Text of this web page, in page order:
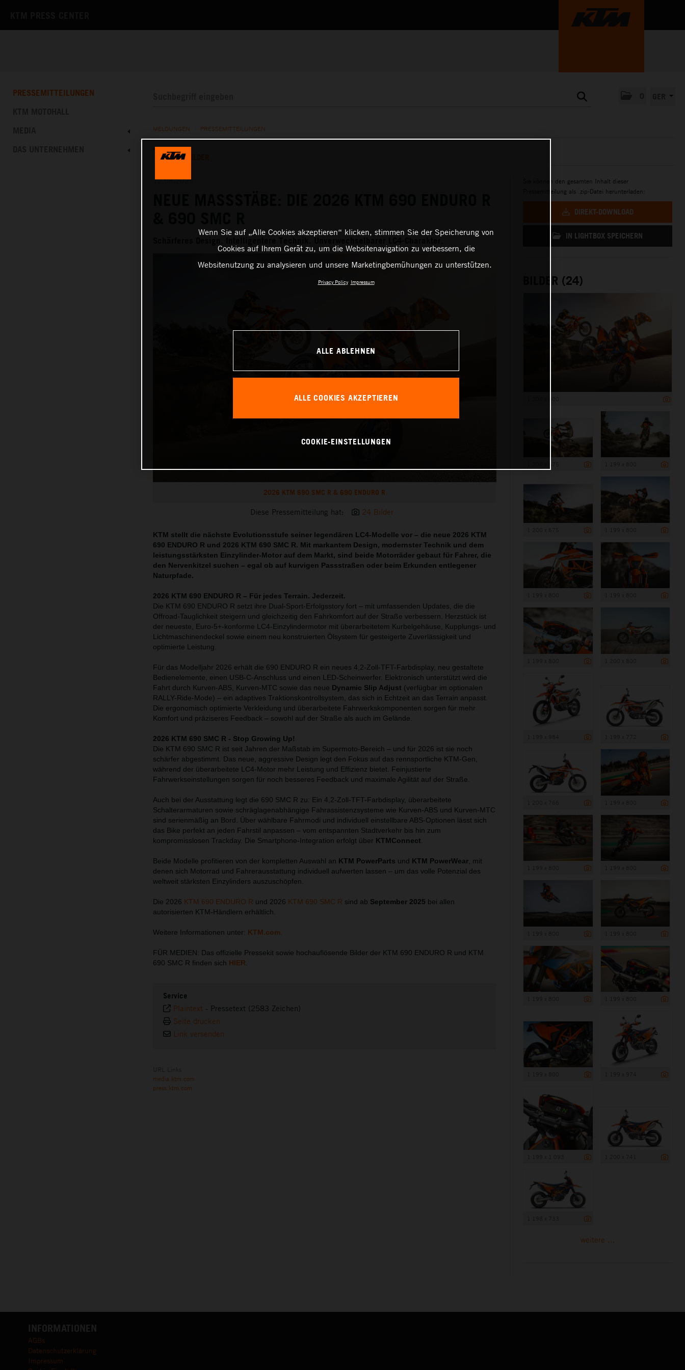
PRESSEMITTEILUNGEN
MELDUNGEN PRESSEMITTEILUNGEN
TEXT
12.08.2025
2026 KTM 690 SMC R & 690 ENDURO R
Diese Pressemitteilung hat: 24 Bilder
KTM stellt die nächste Evolutionsstufe seiner legendären LC4-Modelle vor – die neue 2026 KTM
690 ENDURO R und 2026 KTM 690 SMC R. Mit markantem Design, modernster Technik und dem
leistungsstärksten Einzylinder-Motor auf dem Markt, sind beide Motorräder gebaut für Fahrer, die
den Nervenkitzel suchen – egal ob auf kurvigen Passstraßen oder beim Erkunden entlegener
Naturpfade.
2026 KTM 690 ENDURO R – Für jedes Terrain. Jederzeit.
Die KTM 690 ENDURO R setzt ihre Dual-Sport-Erfolgsstory fort – mit umfassenden Updates, die die
Offroad-Tauglichkeit steigern und gleichzeitig den Fahrkomfort auf der Straße verbessern. Herzstück ist
der neueste, Euro-5+-konforme LC4-Einzylindermotor mit überarbeitetem Kurbelgehäuse, Kupplungs- und
Lichtmaschinendeckel sowie einem neu konstruierten Ölsystem für gesteigerte Zuverlässigkeit und
optimierte Leistung.
Für das Modelljahr 2026 erhält die 690 ENDURO R ein neues 4,2-Zoll-TFT-Farbdisplay, neu gestaltete
Bedienelemente, einen USB-C-Anschluss und einen LED-Scheinwerfer. Elektronisch unterstützt wird die
Fahrt durch Kurven-ABS, Kurven-MTC sowie das neue Dynamic Slip Adjust (verfügbar im optionalen
RALLY-Ride-Mode) – ein adaptives Traktionskontrollsystem, das sich in Echtzeit an das Terrain anpasst.
Die ergonomisch optimierte Verkleidung und überarbeitete Fahrwerkskomponenten sorgen für mehr
Komfort und präziseres Feedback – sowohl auf der Straße als auch im Gelände.
2026 KTM 690 SMC R - Stop Growing Up!
Die KTM 690 SMC R ist seit Jahren der Maßstab im Supermoto-Bereich – und für 2026 ist sie noch
schärfer abgestimmt. Das neue, aggressive Design legt den Fokus auf das rennsportliche KTM-Gen,
während der überarbeitete LC4-Motor mehr Leistung und Effizienz bietet. Feinjustierte
Fahrwerkseinstellungen sorgen für noch besseres Feedback und maximale Agilität auf der Straße.
Auch bei der Ausstattung legt die 690 SMC R zu: Ein 4,2-Zoll-TFT-Farbdisplay, überarbeitete
Schalterarmaturen sowie schräglagenabhängige Fahrassistenzsysteme wie Kurven-ABS und Kurven-MTC
sind serienmäßig an Bord. Über wählbare Fahrmodi und individuell einstellbare ABS-Optionen lässt sich
das Bike perfekt an jeden Fahrstil anpassen – vom entspannten Stadtverkehr bis hin zum
kompromisslosen Trackday. Die Smartphone-Integration erfolgt über KTMConnect.
Beide Modelle profitieren von der kompletten Auswahl an KTM PowerParts und KTM PowerWear, mit
denen sich Motorrad und Fahrerausstattung individuell aufwerten lassen – um das volle Potenzial des
weltweit stärksten Einzylinders auszuschöpfen.
Die 2026 KTM 690 ENDURO R und 2026 KTM 690 SMC R sind ab September 2025 bei allen
autorisierten KTM-Händlern erhältlich.
Weitere Informationen unter: KTM.com.
FÜR MEDIEN: Das offizielle Pressekit sowie hochauflösende Bilder der KTM 690 ENDURO R und KTM
690 SMC R finden sich HIER.
Service
Plaintext - Pressetext (2583 Zeichen)
Seite drucken
Link versenden
media.ktm.com
press.ktm.com
Sie können den gesamten Inhalt dieser
Pressemitteilung als .zip-Datei herunterladen:
DIREKT-DOWNLOAD
IN LIGHTBOX SPEICHERN
BILDER (24)
weitere ...
INFORMATIONEN
AGBs
Datenschutzerklärung
Impressum
Wenn Sie auf „Alle Cookies akzeptieren“ klicken, stimmen Sie der Speicherung von
Cookies auf Ihrem Gerät zu, um die Websitenavigation zu verbessern, die
Websitenutzung zu analysieren und unsere Marketingbemühungen zu unterstützen.
Privacy Policy Impressum
ALLE ABLEHNEN
ALLE COOKIES AKZEPTIEREN
COOKIE-EINSTELLUNGEN